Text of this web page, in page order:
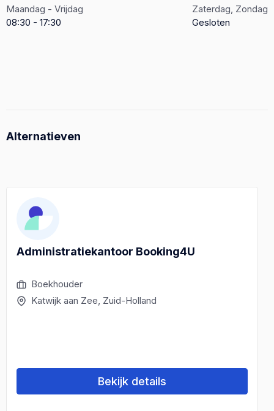
Maandag - Vrijdag
08:30 - 17:30
Zaterdag, Zondag
Gesloten
Alternatieven
Administratiekantoor Booking4U
Boekhouder
Katwijk aan Zee, Zuid-Holland
Bekijk details